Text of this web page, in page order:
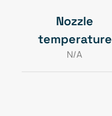
Nozzle
temperature
N/A